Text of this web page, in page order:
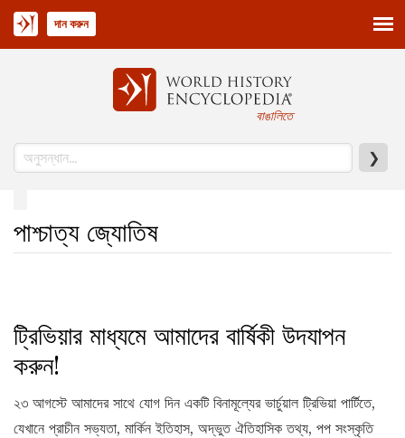
বাঙালিতে
❯
দান করুন
পাশ্চাত্য জ্যোতিষ
ট্রিভিয়ার মাধ্যমে আমাদের বার্ষিকী উদযাপন
করুন!
২৩ আগস্টে আমাদের সাথে যোগ দিন একটি বিনামূল্যের ভার্চুয়াল ট্রিভিয়া পার্টিতে,
যেখানে প্রাচীন সভ্যতা, মার্কিন ইতিহাস, অদ্ভুত ঐতিহাসিক তথ্য, পপ সংস্কৃতি